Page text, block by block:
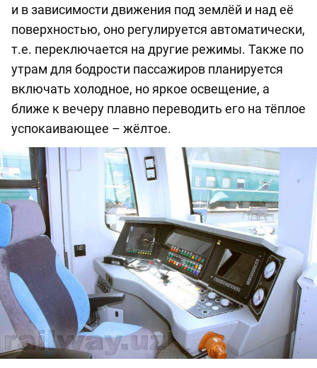
и в зависимости движения под землёй и над её
поверхностью, оно регулируется автоматически,
т.е. переключается на другие режимы. Также по
утрам для бодрости пассажиров планируется
включать холодное, но яркое освещение, а
ближе к вечеру плавно переводить его на тёплое
успокаивающее – жёлтое.